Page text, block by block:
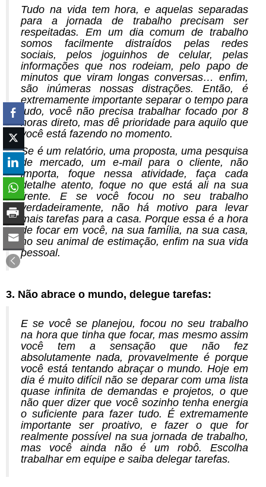
Tudo na vida tem hora, e aquelas separadas
para a jornada de trabalho precisam ser
respeitadas. Em um dia comum de trabalho
somos facilmente distraídos pelas redes
sociais, pelos joguinhos de celular, pelas
informações que nos rodeiam, pelo papo de
minutos que viram longas conversas… enfim,
são inúmeras nossas distrações. Então, é
extremamente importante separar o tempo para
tudo, você não precisa trabalhar focado por 8
horas direto, mas dê prioridade para aquilo que
você está fazendo no momento.
Se é um relatório, uma proposta, uma pesquisa
de mercado, um e-mail para o cliente, não
importa, foque nessa atividade, faça cada
detalhe atento, foque no que está ali na sua
frente. E se você focou no seu trabalho
verdadeiramente, não há motivo para levar
mais tarefas para a casa. Porque essa é a hora
de focar em você, na sua família, na sua casa,
no seu animal de estimação, enfim na sua vida
pessoal.
3. Não abrace o mundo, delegue tarefas:
E se você se planejou, focou no seu trabalho
na hora que tinha que focar, mas mesmo assim
você tem a sensação que não fez
absolutamente nada, provavelmente é porque
você está tentando abraçar o mundo. Hoje em
dia é muito difícil não se deparar com uma lista
quase infinita de demandas e projetos, o que
não quer dizer que você sozinho tenha energia
o suficiente para fazer tudo. É extremamente
importante ser proativo, e fazer o que for
realmente possível na sua jornada de trabalho,
mas você ainda não é um robô. Escolha
trabalhar em equipe e saiba delegar tarefas.